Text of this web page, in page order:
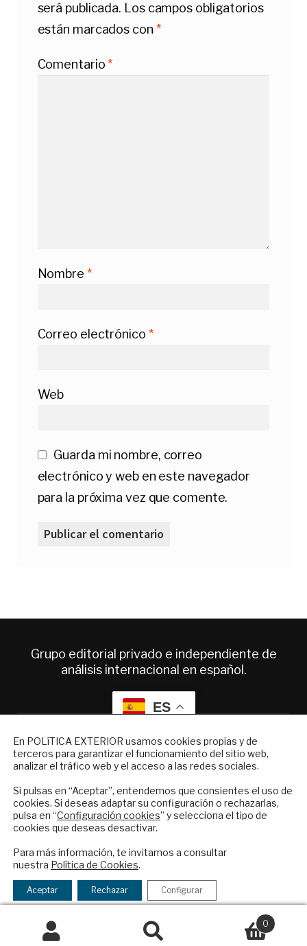
será publicada. Los campos obligatorios
están marcados con *
Comentario*
Nombre *
Correo electrónico *
Web
Guarda mi nombre, correo
electrónico y web en este navegador
para la próxima vez que comente.
Grupo editorial privado e independiente de
análisis internacional en español.
ES
Quiénes somos
Suscripciones
Preguntas frecuentes
Condiciones generales de contratación
Publicidad
Contacto
Política Exterior
Afkar/Ideas
Buscar
0
En POLíTICA EXTERIOR usamos cookies propias y de
terceros para garantizar el funcionamiento del sitio web,
analizar el tráfico web y el acceso a las redes sociales.
Si pulsas en “Aceptar”, entendemos que consientes el uso de
cookies. Si deseas adaptar su configuración o rechazarlas,
pulsa en “Configuración cookies” y selecciona el tipo de
cookies que deseas desactivar.
Para más información, te invitamos a consultar
nuestra Política de Cookies.
Aceptar Rechazar Configurar
NEWSLETTER
Suscríbase a nuestro boletín electrónico y
reciba en su correo el mejor análisis
internacional en español.
Checkbox
acepto
la
política
de
política de privacidad